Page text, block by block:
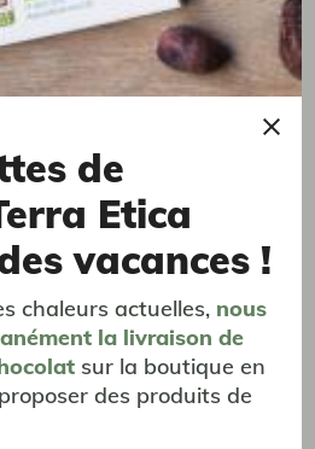
de
Etica
vacances !
chaleurs actuelles, nous
la livraison de
sur la boutique en
des produits de